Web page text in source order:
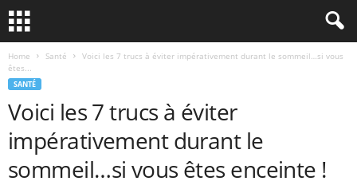
Home Santé
Voici les 7 trucs à éviter impérativement durant le sommeil…si vous
êtes...
SANTÉ
Voici les 7 trucs à éviter
impérativement durant le
sommeil…si vous êtes enceinte !